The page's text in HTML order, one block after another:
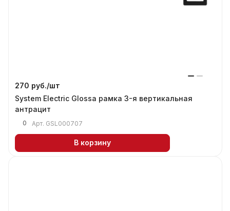
270 руб./шт
System Electric Glossa рамка 3-я вертикальная
антрацит
0 Арт. GSL000707
В корзину